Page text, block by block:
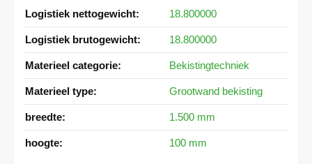
Meer
informatie
18.800000
18.800000
Bekistingtechniek
Grootwand bekisting
1.500 mm
100 mm